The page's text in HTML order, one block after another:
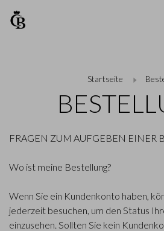
Startseite
FRAGEN ZUM AUFGEBEN EINER
Wo ist meine Bestellung?
Wenn Sie ein Kundenkonto haben,
jederzeit besuchen, um den Status
einzusehen. Sollten Sie kein